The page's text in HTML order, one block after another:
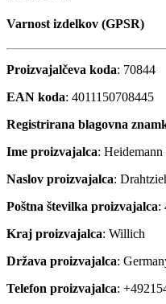
Varnost izdelkov (GPSR)
Proizvajalčeva koda: 70844
EAN koda: 4011150708445
Registrirana blagovna
Ime proizvajalca:
Naslov proizvajalca:
Poštna številka proizvajalca:
Kraj proizvajalca: Willich
Država proizvajalca:
Telefon proizvajalca: